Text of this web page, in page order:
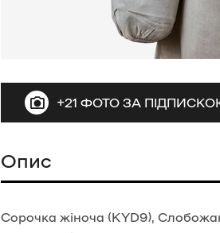
+21 ФОТО ЗА
Опис
Сорочка жіноча (KYD9),